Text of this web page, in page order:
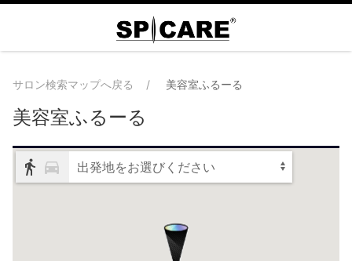
サロン検索マップへ戻る 美容室ふるーる
美容室ふるーる
出発地をお選びください